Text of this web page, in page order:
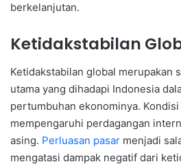
berkelanjutan.
Ketidakstabilan
Ketidakstabilan global merupakan
utama yang dihadapi Indonesia
pertumbuhan ekonominya.
mempengaruhi perdagangan
asing. Perluasan pasar menjadi
mengatasi dampak negatif dari